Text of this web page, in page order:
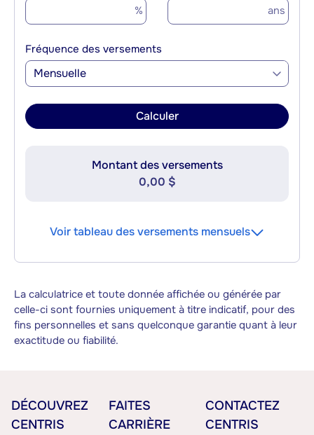
% ans
Fréquence des versements
Mensuelle
Calculer
Montant des versements
0,00 $
Voir tableau des versements mensuels
La calculatrice et toute donnée affichée ou générée par
celle-ci sont fournies uniquement à titre indicatif, pour des
fins personnelles et sans quelconque garantie quant à leur
exactitude ou fiabilité.
DÉCOUVREZ
CENTRIS
FAITES
CARRIÈRE
CONTACTEZ
CENTRIS